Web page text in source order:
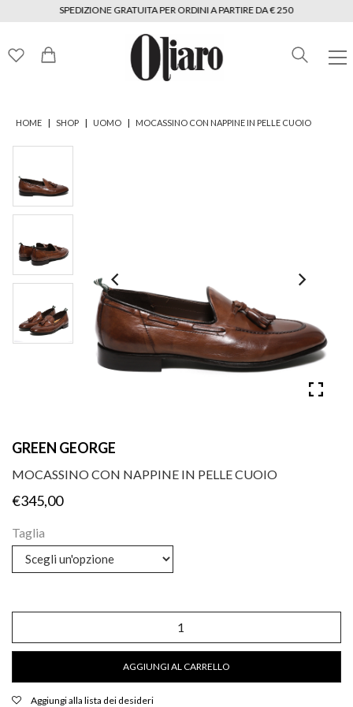
SPEDIZIONE GRATUITA PER ORDINI A PARTIRE DA € 250
HOME | SHOP | UOMO | MOCASSINO CON NAPPINE IN PELLE CUOIO
GREEN GEORGE
MOCASSINO CON NAPPINE IN PELLE CUOIO
€345,00
Taglia
nappine
in
cuoio
AGGIUNGI AL CARRELLO
Aggiungi alla lista dei desideri